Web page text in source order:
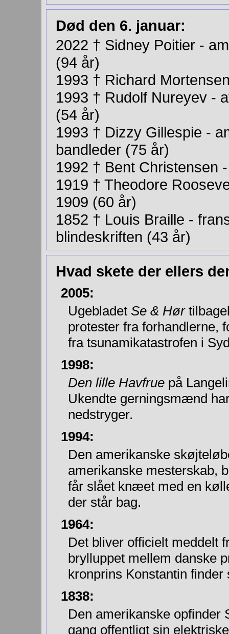
Død den 6. januar:
2022 † Sidney Poitier -
(94 år)
1993 † Richard
1993 † Rudolf Nureyev -
(54 år)
1993 † Dizzy Gillespie -
bandleder (75 år)
1992 † Bent Christensen
1919 † Theodore
1909 (60 år)
1852 † Louis Braille -
blindeskriften (43 år)
Hvad skete der ellers
2005:
Ugebladet Se & Hør
protester fra
fra tsunamikatastrofen i
1998:
Den lille Havfrue på
Ukendte gerningsmænd
nedstryger.
1994:
Den amerikanske
amerikanske mesterskab,
får slået knæet med en
der står bag.
1964:
Det bliver officielt meddelt
brylluppet mellem danske
kronprins Konstantin
1838:
Den amerikanske opfinder
gang offentligt sin